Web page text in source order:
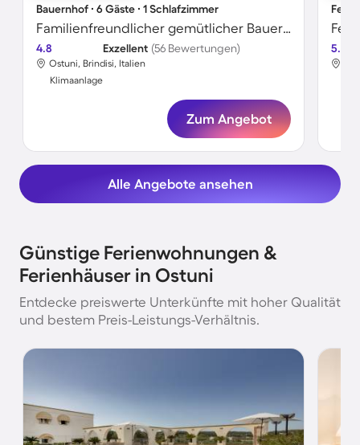
Bauernhof ∙ 6 Gäste ∙ 1 Schlafzimmer
Familienfreundlicher gemütlicher Bauernhof mit Whirlpool, Pool und Terrasse
4.8 Exzellent (56 Bewertungen)
Ostuni, Brindisi, Italien
Klimaanlage
Zum Angebot
5.0
Alle Angebote ansehen
Günstige Ferienwohnungen &
Ferienhäuser in Ostuni
Entdecke preiswerte Unterkünfte mit hoher Qualität
und bestem Preis-Leistungs-Verhältnis.